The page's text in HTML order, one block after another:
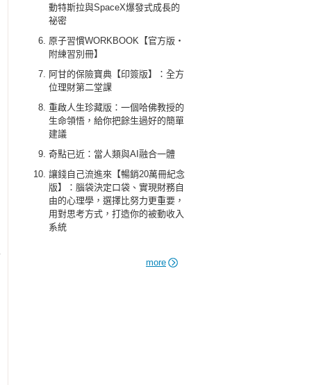
動特斯拉與SpaceX爆發式成長的
祕密
原子習慣WORKBOOK【官方版‧
附練習別冊】
阿甘的保險寶典【印簽版】：全方
位理財第二堂課
重啟人生珍藏版：一個哈佛教授的
生命領悟，給你把餘生過好的簡單
建議
奇點已近：當人類與AI融合一體
讓錢自己流進來【暢銷20萬冊紀念
版】：腦袋決定口袋、實現財務自
由的心理學，選擇比努力更重要，
用對思考方式，打造你的被動收入
系統
more